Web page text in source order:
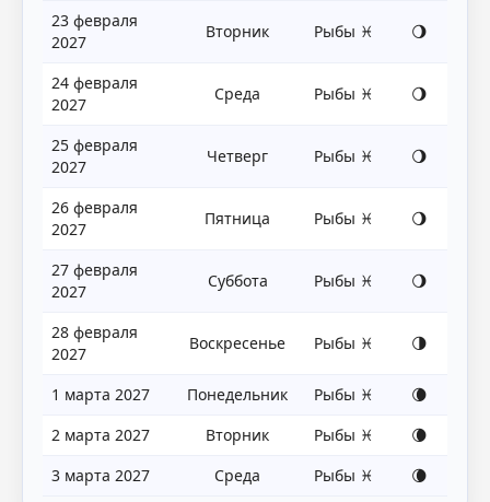
23 февраля
2027
Вторник Рыбы ♓ 🌖
24 февраля
2027
Среда Рыбы ♓ 🌖
25 февраля
2027
Четверг Рыбы ♓ 🌖
26 февраля
2027
Пятница Рыбы ♓ 🌖
27 февраля
2027
Суббота Рыбы ♓ 🌖
28 февраля
2027
Воскресенье Рыбы ♓ 🌗
1 марта 2027 Понедельник Рыбы ♓
🌘
2 марта 2027
Вторник Рыбы ♓
🌘
3 марта 2027
Среда Рыбы ♓ 🌘